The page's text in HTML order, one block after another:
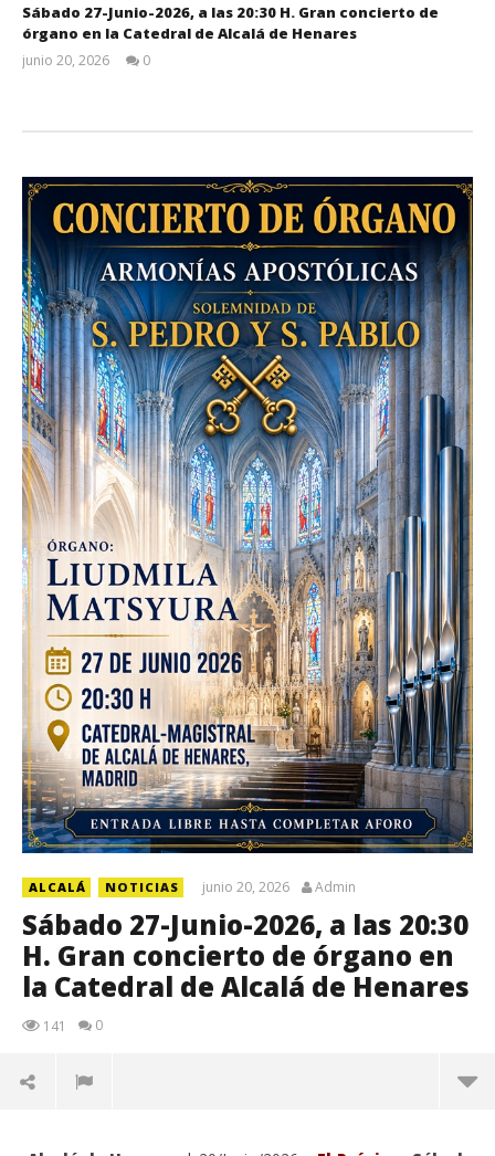
Sábado 27-Junio-2026, a las 20:30 H. Gran concierto de
órgano en la Catedral de Alcalá de Henares
junio 20, 2026
0
ALCALÁ NOTICIAS junio 20, 2026 Admin
Sábado 27-Junio-2026, a las 20:30
H. Gran concierto de órgano en
la Catedral de Alcalá de Henares
141 0